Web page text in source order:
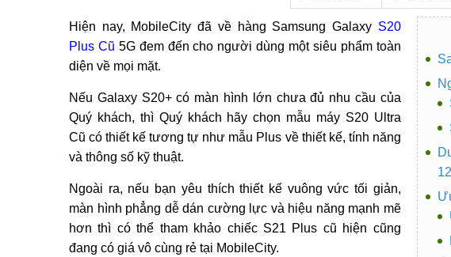
Hiện nay, MobileCity đã về hàng Samsung Galaxy S20
Plus Cũ 5G đem đến cho người dùng một siêu phẩm toàn
diện về mọi mặt.
Nếu Galaxy S20+ có màn hình lớn chưa đủ nhu cầu của
Quý khách, thì Quý khách hãy chọn mẫu máy S20 Ultra
Cũ có thiết kế tương tự như mẫu Plus về thiết kế, tính năng
và thông số kỹ thuật.
Ngoài ra, nếu bạn yêu thích thiết kế vuông vức tối giản,
màn hình phẳng dễ dán cường lực và hiệu năng mạnh mẽ
hơn thì có thể tham khảo chiếc S21 Plus cũ hiện cũng
đang có giá vô cùng rẻ tại MobileCity.